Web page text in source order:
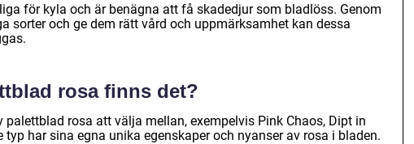
för kyla och är benägna att få skadedjur som bladlöss. Genom
sorter och ge dem rätt vård och uppmärksamhet kan dessa
rosa finns det?
rosa att välja mellan, exempelvis Pink Chaos, Dipt in
typ har sina egna unika egenskaper och nyanser av rosa i bladen.